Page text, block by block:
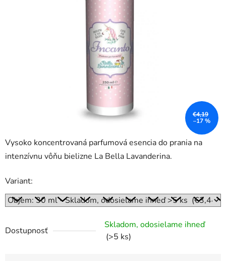
Vysoko koncentrovaná parfumová esencia do prania na
intenzívnu vôňu bielizne La Bella Lavanderina.
Variant:
Dostupnosť
Skladom, odosielame ihneď
(>5 ks)
€4,19
–17 %